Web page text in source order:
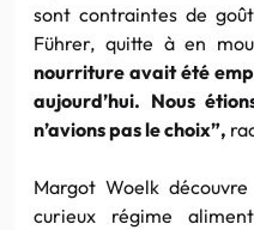
sont contraintes de
Führer, quitte à en
nourriture avait été
aujourd’hui. Nous
n’avions pas le choix”,
Margot Woelkdécouvre
curieux régime